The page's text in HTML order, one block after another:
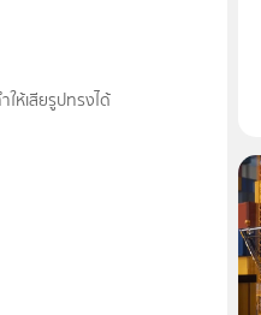
ห้เสียรูปทรงได้